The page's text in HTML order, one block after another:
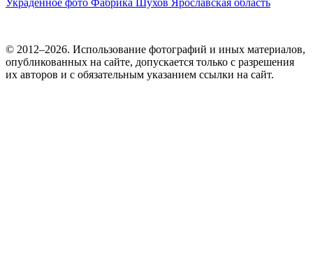
© 2012–2026. Использование фотографий и иных материалов,
опубликованных на сайте, допускается только с разрешения
их авторов и c обязательным указанием ссылки на сайт.